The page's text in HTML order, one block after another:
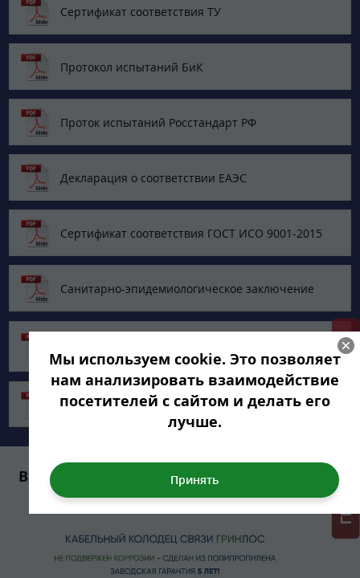
Сертификат соответствия ТУ
Протокол испытаний БиК
Проток испытаний Росстандарт РФ
Декларация о соответствии ЕАЭС
Сертификат соответствия ГОСТ ИСО 9001-2015
Санитарно-эпидемиологическое заключение
госсанэпиднадзора
Технический паспорт Гринлос Колодец
Внутреннее устройство ГРИНЛОС Колодец
ККС 1200/1500
ГРИНЛОС + скидка = 1 мин!
Мы используем cookie. Это позволяет
нам анализировать взаимодействие
посетителей с сайтом и делать его
лучше.